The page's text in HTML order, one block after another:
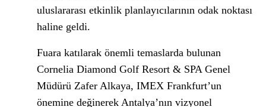
uluslararası etkinlik planlayıcılarının odak noktası
haline geldi.
Fuara katılarak önemli temaslarda bulunan
Cornelia Diamond Golf Resort & SPA Genel
Müdürü Zafer Alkaya, IMEX Frankfurt’un
önemine değinerek Antalya’nın vizyonel